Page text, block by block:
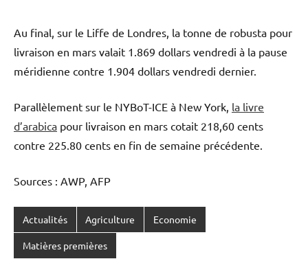
Au final, sur le Liffe de Londres, la tonne de robusta pour
livraison en mars valait 1.869 dollars vendredi à la pause
méridienne contre 1.904 dollars vendredi dernier.
Parallèlement sur le NYBoT-ICE à New York, la livre
d’arabica pour livraison en mars cotait 218,60 cents
contre 225.80 cents en fin de semaine précédente.
Sources : AWP, AFP
Actualités Agriculture Economie
Matières premières